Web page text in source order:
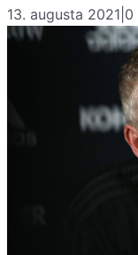
13. augusta 2021 0